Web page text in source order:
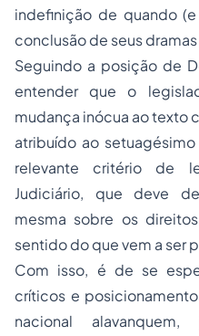
indefinição de quando
conclusão de seus
Seguindo a posição de
entender que o
mudança inócua ao texto
atribuído ao
relevante critério de
Judiciário, que deve
mesma sobre os
sentido do que vem a ser
Com isso, é de se
críticos e
nacional